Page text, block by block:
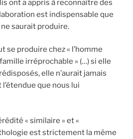
ont a appris à reconnaître des
est indispensable que
saurait produire.
se produire chez « l’homme
irréprochable » (…) si elle
elle n’aurait jamais
que nous lui
« similaire » et «
est strictement la même